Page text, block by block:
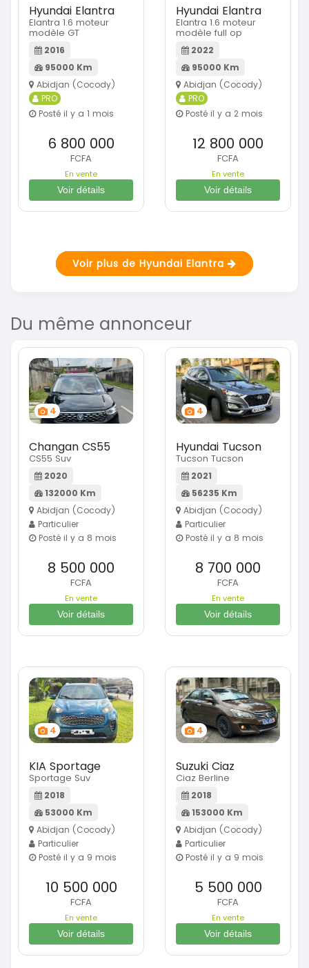
Hyundai Elantra
Elantra 1.6 moteur
modèle GT
2016
95000 Km
Abidjan (Cocody)
PRO
Posté il y a 1 mois
6 800 000
FCFA
En vente
Voir détails
Hyundai Elantra
Elantra 1.6 moteur
modèle full op
2022
95000 Km
Abidjan (Cocody)
PRO
Posté il y a 2 mois
12 800 000
FCFA
En vente
Voir détails
Voir plus de Hyundai Elantra
Du même annonceur
4
Changan CS55
CS55 Suv
2020
132000 Km
Abidjan (Cocody)
Particulier
Posté il y a 8 mois
8 500 000
FCFA
En vente
Voir détails
4
Hyundai Tucson
Tucson Tucson
2021
56235 Km
Abidjan (Cocody)
Particulier
Posté il y a 8 mois
8 700 000
FCFA
En vente
Voir détails
4
KIA Sportage
Sportage Suv
2018
53000 Km
Abidjan (Cocody)
Particulier
Posté il y a 9 mois
10 500 000
FCFA
En vente
Voir détails
4
Suzuki Ciaz
Ciaz Berline
2018
153000 Km
Abidjan (Cocody)
Particulier
Posté il y a 9 mois
5 500 000
FCFA
En vente
Voir détails